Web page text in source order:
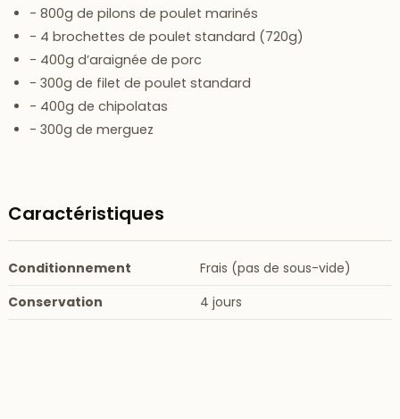
- 800g de pilons de poulet marinés
- 4 brochettes de poulet standard (720g)
- 400g d’araignée de porc
- 300g de filet de poulet standard
- 400g de chipolatas
- 300g de merguez
Caractéristiques
Conditionnement
Frais (pas de sous-vide)
Conservation
4 jours